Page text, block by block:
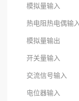
模拟量输入
热电阻热电偶输
模拟量输出
开关量输入
交流信号输入
电位器输入